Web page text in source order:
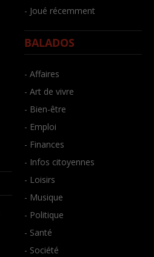
- Joué récemment
BALADOS
- Affaires
- Art de vivre
- Bien-être
- Emploi
- Finances
- Infos citoyennes
- Loisirs
- Musique
- Politique
- Santé
- Société